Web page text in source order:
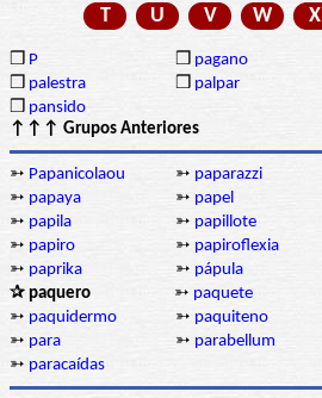
T
U V W X
❒ P ❒ pagano
❒ palestra ❒ palpar
❒ pansido
↑↑↑ Grupos Anteriores
➳ Papanicolaou ➳ paparazzi
➳ papaya ➳ papel
➳ papila ➳ papillote
➳ papiro ➳ papiroflexia
➳ paprika ➳ pápula
✰ paquero
➳ paquete
➳ paquidermo ➳ paquiteno
➳ para ➳ parabellum
➳ paracaídas